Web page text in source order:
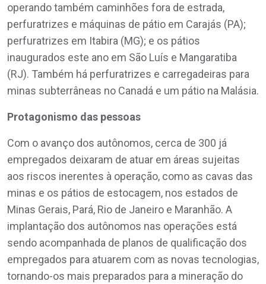
operando também caminhões fora de estrada,
perfuratrizes e máquinas de pátio em Carajás (PA);
perfuratrizes em Itabira (MG); e os pátios
inaugurados este ano em São Luís e Mangaratiba
(RJ). Também há perfuratrizes e carregadeiras para
minas subterrâneas no Canadá e um pátio na Malásia.
Protagonismo das pessoas
Com o avanço dos autônomos, cerca de 300 já
empregados deixaram de atuar em áreas sujeitas
aos riscos inerentes à operação, como as cavas das
minas e os pátios de estocagem, nos estados de
Minas Gerais, Pará, Rio de Janeiro e Maranhão. A
implantação dos autônomos nas operações está
sendo acompanhada de planos de qualificação dos
empregados para atuarem com as novas tecnologias,
tornando-os mais preparados para a mineração do